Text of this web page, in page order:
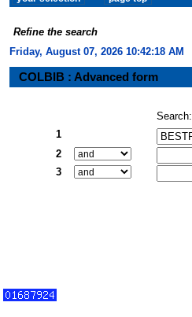
Refine the search
Friday, August 07, 2026 10:42:19 AM
COLBIB : Advanced form
Search:
1
2
3